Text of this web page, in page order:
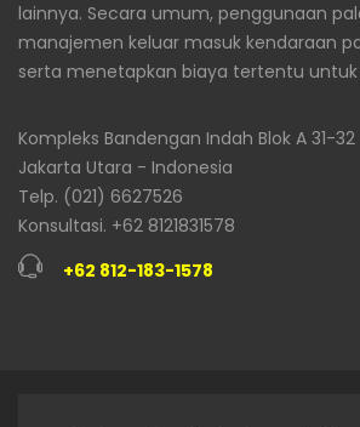
lainnya. Secara umum, penggunaan
manajemen keluar masuk kendaraan
serta menetapkan biaya tertentu
Kompleks Bandengan Indah Blok A 31-32
Jakarta Utara - Indonesia
Telp. (021) 6627526
Konsultasi. +62 8121831578
+62 812-183-1578